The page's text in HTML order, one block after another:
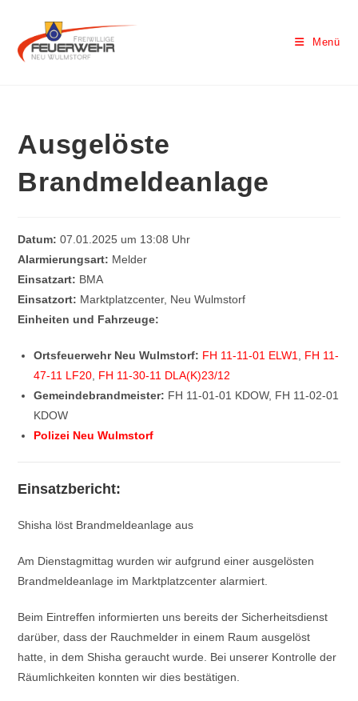
Menü
Ausgelöste
Brandmeldeanlage
Datum: 07.01.2025 um 13:08 Uhr
Alarmierungsart: Melder
Einsatzart: BMA
Einsatzort: Marktplatzcenter, Neu Wulmstorf
Einheiten und Fahrzeuge:
Ortsfeuerwehr Neu Wulmstorf: FH 11-11-01 ELW1
FH 11-
47-11 LF20 FH 11-30-11 DLA(K)23/12
Gemeindebrandmeister: FH 11-01-01 KDOW, FH 11-02-01
KDOW
Polizei Neu Wulmstorf
Einsatzbericht:
Shisha löst Brandmeldeanlage aus
Am Dienstagmittag wurden wir aufgrund einer ausgelösten
Brandmeldeanlage im Marktplatzcenter alarmiert.
Beim Eintreffen informierten uns bereits der Sicherheitsdienst
darüber, dass der Rauchmelder in einem Raum ausgelöst
hatte, in dem Shisha geraucht wurde. Bei unserer Kontrolle der
Räumlichkeiten konnten wir dies bestätigen.